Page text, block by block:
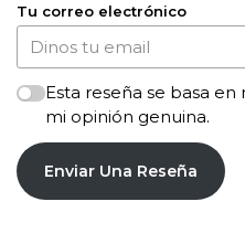
Tu correo electrónico
Esta reseña se basa
mi opinión genuina.
Enviar Una Reseña